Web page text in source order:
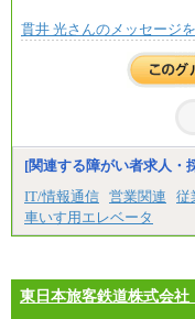
総合職 月
整給
※詳細は
■(株)JTB
総合職
みなし残
残業手当
間に応じ
エリアサ
■（株）
貫井 光さんのメッセージ
[関連する障がい者求人・
IT/情報通信 営業関連 従
車いす用エレベータ
東日本旅客鉄道株式会社